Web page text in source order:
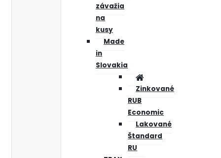
závažia
na
kusy
Made
in
Slovakia
Zinkované
RUB
Economic
Lakované
Štandard
RU